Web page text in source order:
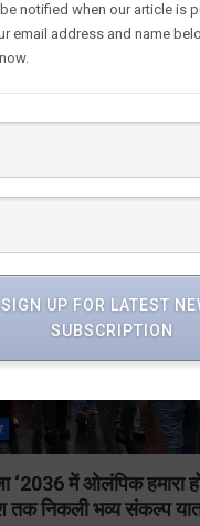
पौड़ी गढ़वाल
ने पौड़ी से किया ‘हर घर
Viri Gairola
‘2036 में ओलंपिक हमारा
निकली भव्य संकल्प
notified when our article is
email address and name
SIGN UP FOR LATEST
SUBSCRIPTION